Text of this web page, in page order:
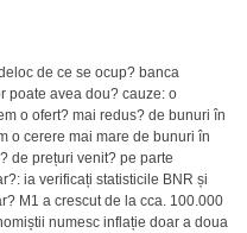
de ce se ocup? banca
poate avea dou? cauze: o
o ofert? mai redus? de bunuri în
o cerere mai mare de bunuri în
de prețuri venit? pe parte
ia verificați statisticile BNR și
M1 a crescut de la cca. 100.000
numesc inflație doar a doua